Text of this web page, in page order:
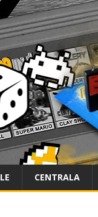
CENTRALA